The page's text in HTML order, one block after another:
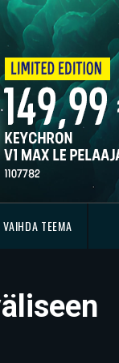
VAIHDA TEEMA